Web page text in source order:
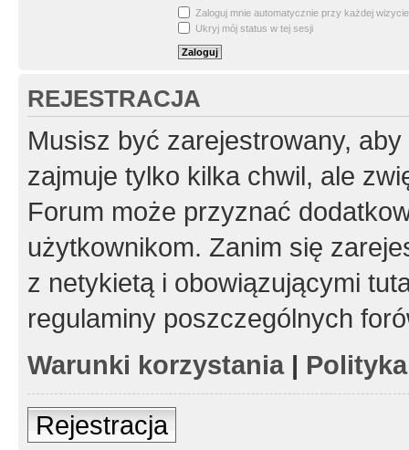
Zaloguj mnie automatycznie przy każdej wizycie
Ukryj mój status w tej sesji
REJESTRACJA
Musisz być zarejestrowany,
zajmuje tylko kilka chwil, ale
Forum może przyznać
użytkownikom. Zanim się
z netykietą i obowiązującymi
regulaminy poszczególnych
Warunki korzystania|
Rejestracja